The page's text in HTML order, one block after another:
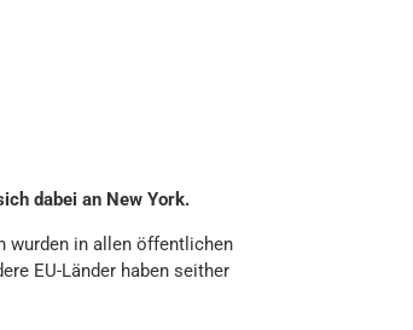
dabei an New York.
wurden in allen öffentlichen
EU-Länder haben seither